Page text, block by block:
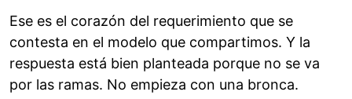
Ese es el corazón del requerimiento que se
contesta en el modelo que compartimos. Y la
respuesta está bien planteada porque no se va
por las ramas. No empieza con una bronca.